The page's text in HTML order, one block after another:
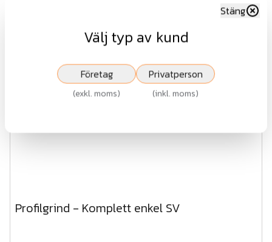
Profilgrind - Komplett enkel SV
Välj typ av kund
Stäng
Företag
(exkl. moms)
Privatperson
(inkl. moms)